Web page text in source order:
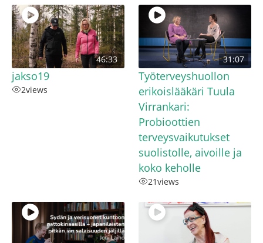
46:33
jakso19
2views
31:07
Työterveyshuollon
erikoislääkäri Tuula
Virrankari:
Probioottien
terveysvaikutukset
suolistolle, aivoille ja
koko keholle
21views